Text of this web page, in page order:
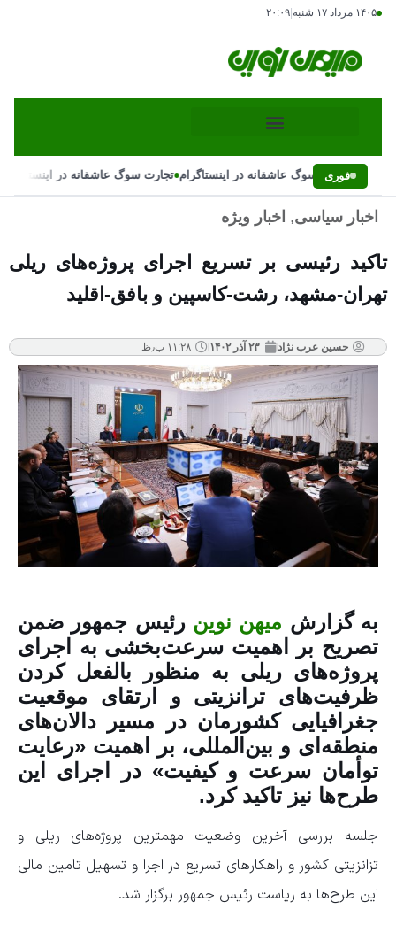
۱۴۰۵ مرداد ۱۷ شنبه ۲۰:۰۹
فوری
تجارت سوگ عاشقانه در اینستاگرام•تجارت سوگ عاشقانه در اینستاگرام
اخبار سیاسی, اخبار ویژه
تاکید رئیسی بر تسریع اجرای پروژه‌های ریلی
تهران-مشهد، رشت-کاسپین و بافق-اقلید
حسین عرب نژاد ۲۳ آذر ۱۴۰۲ ۱۱:۲۸ ب٫ظ
به گزارش میهن نوین رئیس جمهور ضمن
تصریح بر اهمیت سرعت‌بخشی به اجرای
پروژه‌های ریلی به منظور بالفعل کردن
ظرفیت‌های ترانزیتی و ارتقای موقعیت
جغرافیایی کشورمان در مسیر دالان‌های
منطقه‌ای و بین‌المللی، بر اهمیت «رعایت
توأمان سرعت و کیفیت» در اجرای این
طرح‌ها نیز تاکید کرد.
جلسه بررسی آخرین وضعیت مهمترین پروژه‌های ریلی و
تزانزیتی کشور و راهکارهای تسریع در اجرا و تسهیل تامین مالی
این طرح‌ها به ریاست رئیس جمهور برگزار شد.